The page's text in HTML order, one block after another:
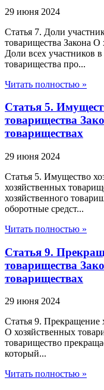
29 июня 2024
Статья 7. Доли
товарищества Закона
Доли всех участников
товарищества про...
Читать полностью »
Статья 5.
товарищества
товариществах
29 июня 2024
Статья 5. Имущество
хозяйственных
хозяйственного
оборотные средст...
Читать полностью »
Статья 9.
товарищества
товариществах
29 июня 2024
Статья 9. Прекращение
О хозяйственных
товарищество
который...
Читать полностью »